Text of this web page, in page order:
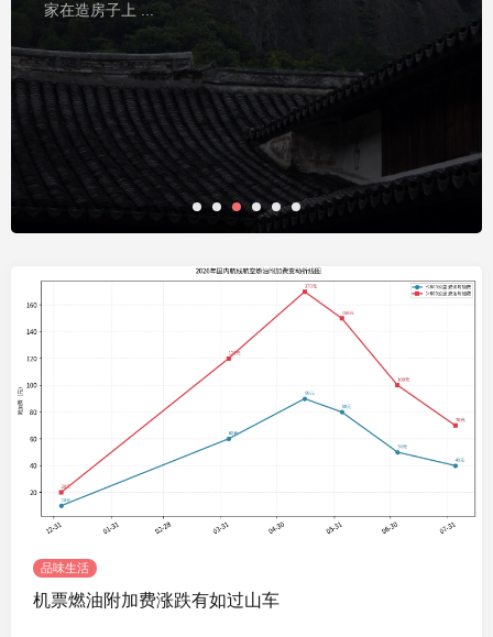
岭，在台州其他 ...
品味生活
机票燃油附加费涨跌有如过山车